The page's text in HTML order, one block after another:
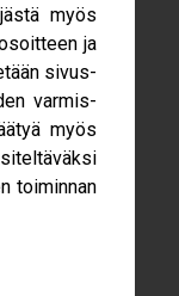
myös
ja
sivus­
var­mis­
myös
toi­min­nan